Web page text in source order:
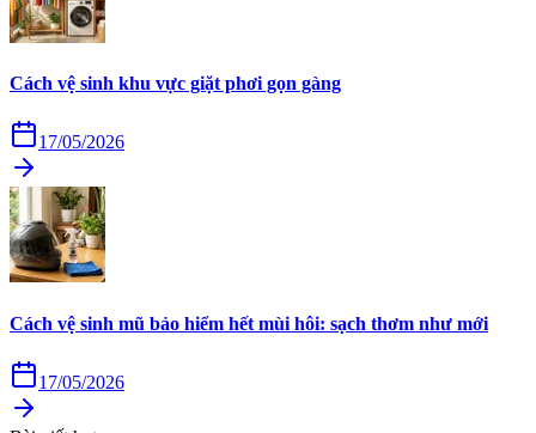
Cách vệ sinh khu vực giặt phơi gọn gàng
17/05/2026
Cách vệ sinh mũ bảo hiểm hết mùi hôi: sạch thơm như mới
17/05/2026